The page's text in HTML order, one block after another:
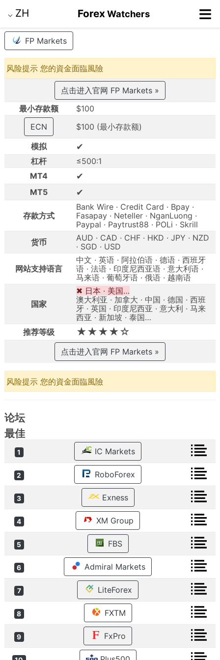
⌵ ZH ForexWatchers ≡
FP Markets
风险提示 您的資金面臨風險
点击进入官网 FP Markets »
最小存款额
$100
ECN
$100 (最小存款额)
模拟
✔
杠杆
≤500:1
MT4
✔
MT5 ✔
存款方式
Bank Wire · Credit Card · Bpay ·
Fasapay · Neteller · NganLuong ·
Paypal · Paytrust88 · POLi · Skrill
货币
AUD · CAD · CHF · HKD · JPY · NZD
· SGD · USD
网站支持语言
中文 · 英语 · 阿拉伯语 · 德语 · 西班牙
语 · 法语 · 印度尼西亚语 · 意大利语 ·
马来语 · 葡萄牙语 · 俄语 · 越南语
国家
✖ 日本 · 美国…
澳大利亚 · 加拿大 · 中国 · 德国 · 西班
牙 · 英国 · 印度尼西亚 · 意大利 · 马来
西亚 · 新加坡 · 泰国…
推荐等级
★★★★☆
点击进入官网 FP Markets »
风险提示 您的資金面臨風險
论坛
最佳
1 IC Markets
2 RoboForex
3 Exness
4 XM Group
5 FBS
6 Admiral Markets
7 LiteForex
8 FXTM
9 FxPro